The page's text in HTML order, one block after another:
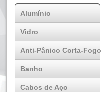
Alumínio
Vidro
Anti-Pânico Corta-Fogo
Banho
Cabos de Aço